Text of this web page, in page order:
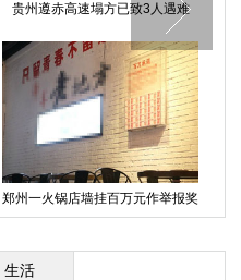
贵州遵赤高速塌方已致3人遇难
郑州一火锅店墙挂百万元作举报奖
生活